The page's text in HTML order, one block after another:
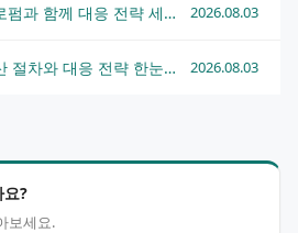
요?
보세요.
외국인강제추방, 전주로펌과 함께 대응 전략 세우는 법 2026.08.03
법인부도, 인천법인파산 절차와 대응 전략 한눈에 정리 2026.08.03